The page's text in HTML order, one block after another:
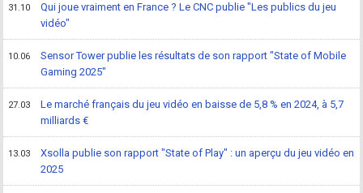
31.10
Qui joue vraiment en France ? Le CNC publie "Les publics du jeu
vidéo"
10.06
Sensor Tower publie les résultats de son rapport "State of Mobile
Gaming 2025"
27.03
Le marché français du jeu vidéo en baisse de 5,8 % en 2024, à 5,7
milliards €
13.03
Xsolla publie son rapport "State of Play" : un aperçu du jeu vidéo en
2025